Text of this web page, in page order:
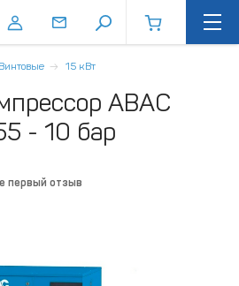
Винтовые 15 кВт
ABAC
- 10 бар
первый отзыв